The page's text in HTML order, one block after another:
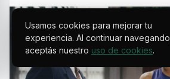
Usamos cookies para mejorar tu
experiencia. Al continuar navegando,
aceptás nuestro uso de cookies.